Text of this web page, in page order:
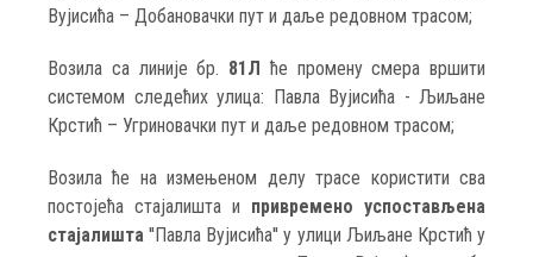
Вујисића – Добановачки пут и даље редовном трасом;
Возила са линије бр. 81Л ће промену смера вршити
системом следећих улица: Павла Вујисића - Љиљане
Крстић – Угриновачки пут и даље редовном трасом;
Возила ће на измењеном делу трасе користити сва
постојећа стајалишта и привремено успостављена
стајалиштa ''Павла Вујисића'' у улици Љиљане Крстић у